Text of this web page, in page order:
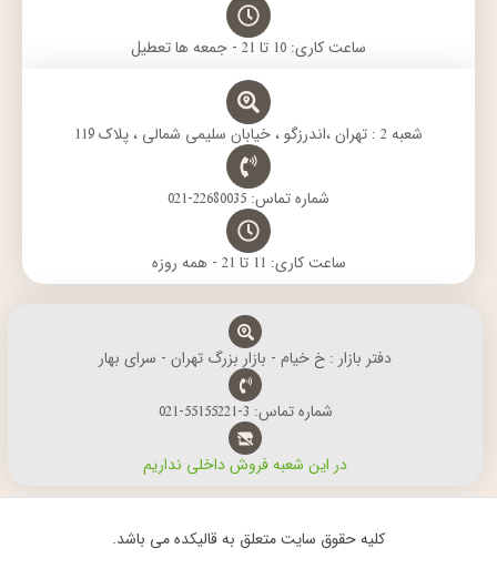
ساعت کاری: 10 تا 21 - جمعه ها تعطیل
شعبه 2 : تهران ،اندرزگو ، خیابان سلیمی شمالی ، پلاک 119
شماره تماس: 22680035-021
ساعت کاری: 11 تا 21 - همه روزه
دفتر بازار : خ خیام - بازار بزرگ تهران - سرای بهار
شماره تماس: 3-55155221-021
در این شعبه فروش داخلی نداریم
کلیه حقوق سایت متعلق به قالیکده می باشد.